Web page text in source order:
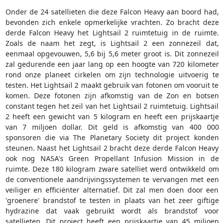
Onder de 24 satellieten die deze Falcon Heavy aan boord had,
bevonden zich enkele opmerkelijke vrachten. Zo bracht deze
derde Falcon Heavy het Lightsail 2 ruimtetuig in de ruimte.
Zoals de naam het zegt, is Lightsail 2 een zonnezeil dat,
eenmaal opgevouwen, 5,6 bij 5,6 meter groot is. Dit zonnezeil
zal gedurende een jaar lang op een hoogte van 720 kilometer
rond onze planeet cirkelen om zijn technologie uitvoerig te
testen. Het Lightsail 2 maakt gebruik van fotonen om vooruit te
komen. Deze fotonen zijn afkomstig van de Zon en botsen
constant tegen het zeil van het Lightsail 2 ruimtetuig. Lightsail
2 heeft een gewicht van 5 kilogram en heeft een prijskaartje
van 7 miljoen dollar. Dit geld is afkomstig van 400 000
sponsoren die via The Planetary Society dit project konden
steunen. Naast het Lightsail 2 bracht deze derde Falcon Heavy
ook nog NASA's Green Propellant Infusion Mission in de
ruimte. Deze 180 kilogram zware satelliet werd ontwikkeld om
de conventionele aandrijvingssystemen te vervangen met een
veiliger en efficiënter alternatief. Dit zal men doen door een
'groenere' brandstof te testen in plaats van het zeer giftige
hydrazine dat vaak gebruikt wordt als brandstof voor